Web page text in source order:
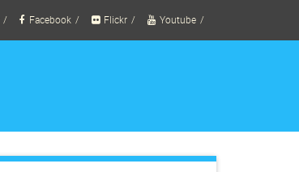
Facebook Flickr Youtube